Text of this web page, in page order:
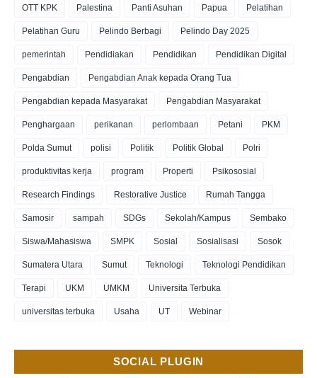
OTT KPK Palestina Panti Asuhan Papua Pelatihan
Pelatihan Guru Pelindo Berbagi Pelindo Day 2025
pemerintah Pendidiakan Pendidikan Pendidikan Digital
Pengabdian Pengabdian Anak kepada Orang Tua
Pengabdian kepada Masyarakat Pengabdian Masyarakat
Penghargaan perikanan perlombaan Petani PKM
Polda Sumut polisi Politik Politik Global Polri
produktivitas kerja program Properti Psikososial
Research Findings Restorative Justice Rumah Tangga
Samosir sampah SDGs Sekolah/Kampus Sembako
Siswa/Mahasiswa SMPK Sosial Sosialisasi Sosok
Sumatera Utara Sumut Teknologi Teknologi Pendidikan
Terapi UKM UMKM Universita Terbuka
universitas terbuka Usaha UT Webinar
SOCIAL PLUGIN